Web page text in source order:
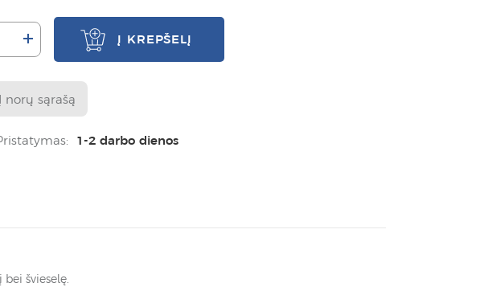
+ Į KREPŠELĮ
Į norų sąrašą
1-2 darbo dienos
švieselę.